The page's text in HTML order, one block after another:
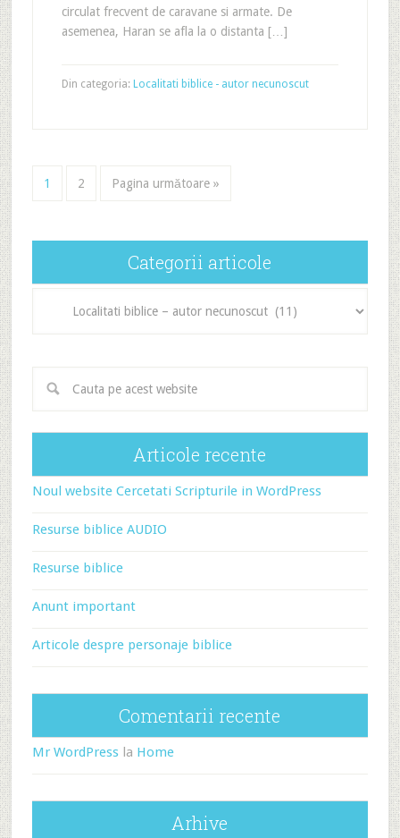
circulat frecvent de caravane si armate. De
asemenea, Haran se afla la o distanta […]
Din categoria: Localitati biblice - autor necunoscut
1 2 Pagina următoare »
Categorii articole
articole
Articole recente
Noul website Cercetati Scripturile in WordPress
Resurse biblice AUDIO
Resurse biblice
Anunt important
Articole despre personaje biblice
Comentarii recente
Mr WordPressla Home
Arhive